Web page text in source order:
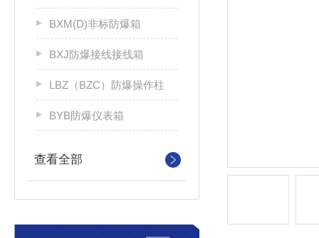
BXM(D)非标防爆箱
BXJ防爆接线接线箱
LBZ（BZC）防爆操作柱
BYB防爆仪表箱
查看全部